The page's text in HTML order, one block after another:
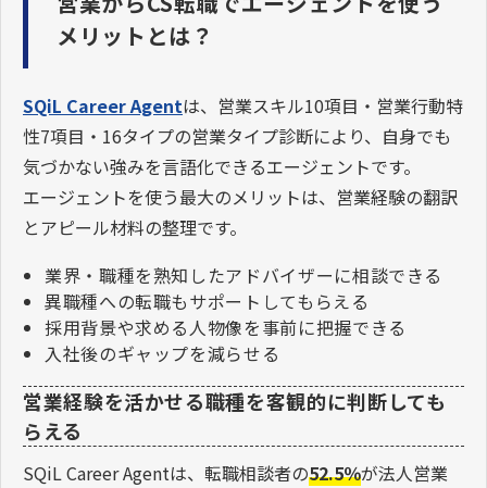
メリットとは？
SQiL Career Agentは、営業スキル10項目・営業行動特
性7項目・16タイプの営業タイプ診断により、自身でも
気づかない強みを言語化できるエージェントです。
エージェントを使う最大のメリットは、営業経験の翻訳
とアピール材料の整理です。
業界・職種を熟知したアドバイザーに相談できる
異職種への転職もサポートしてもらえる
採用背景や求める人物像を事前に把握できる
入社後のギャップを減らせる
営業経験を活かせる職種を客観的に判断しても
らえる
SQiL Career Agentは、転職相談者の52.5％が法人営業